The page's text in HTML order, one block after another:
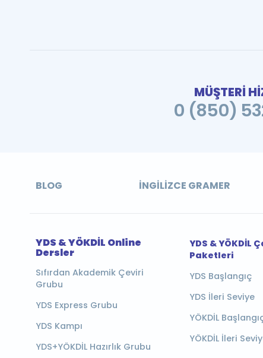
MÜŞTERİ
0 (850)
BLOG İNGILIZCE GRAMER
YDS & YÖKDİL Online
Dersler
Sıfırdan Akademik Çeviri
Grubu
YDS Express Grubu
YDS Kampı
YDS+YÖKDİL Hazırlık Grubu
YDS & YÖKDİL
Paketleri
YDS Başlangıç
YDS İleri Seviye
YÖKDİL
YÖKDİL İleri